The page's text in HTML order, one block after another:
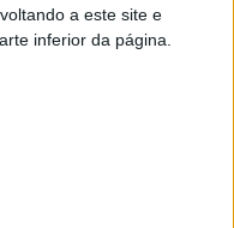
a este site e
inferior da página.
o seu estatuto